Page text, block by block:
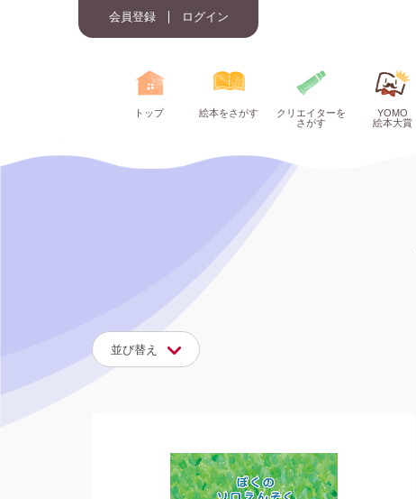
会員登録 ログイン
トップ 絵本をさがす
クリエイターを
さがす
YOMO
絵本大賞
並び替え